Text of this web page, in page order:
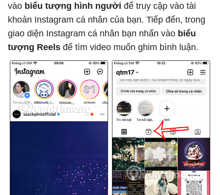
vào biểu tượng hình người để truy cập vào tài
khoản Instagram cá nhân của bạn. Tiếp đến, trong
giao diện Instagram cá nhân bạn nhấn vào biểu
tượng Reels để tìm video muốn ghim bình luận.